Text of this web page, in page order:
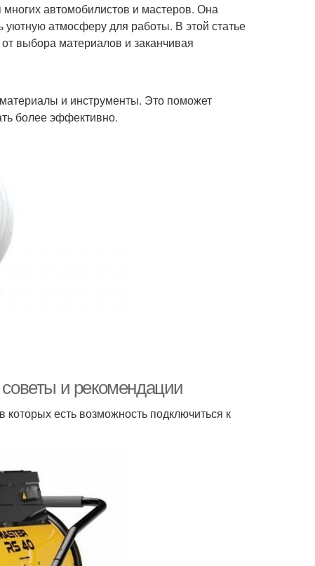
автомобилистов и мастеров. Она
уютную атмосферу для работы. В этой статье
выбора материалов и заканчивая
и инструменты. Это поможет
более эффективно.
советы и рекомендации
которых есть возможность подключиться к